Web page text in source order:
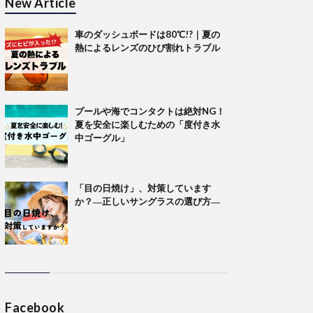
車のダッシュボードは80℃!?｜夏の
熱によるレンズのひび割れトラブル
プールや海でコンタクトは絶対NG！
夏を安全に楽しむための「度付き水
中ゴーグル」
「目の日焼け」、対策しています
か？―正しいサングラスの選び方―
Facebook